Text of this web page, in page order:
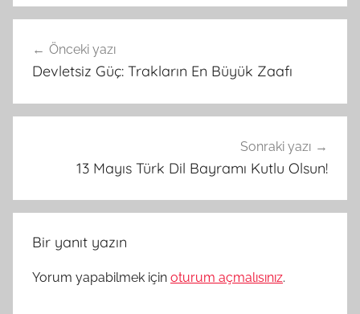
gezinmesi
Önceki yazı
Devletsiz Güç: Trakların En Büyük Zaafı
Sonraki yazı
13 Mayıs Türk Dil Bayramı Kutlu Olsun!
Bir yanıt yazın
Yorum yapabilmek için oturum açmalısınız.